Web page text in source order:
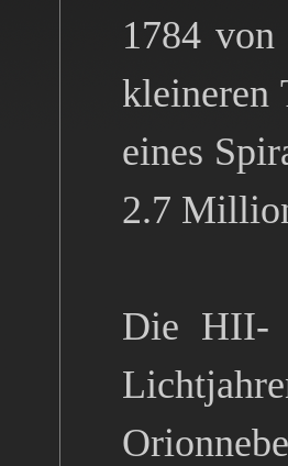
1784
kleineren
eines
2.7
Die HII-